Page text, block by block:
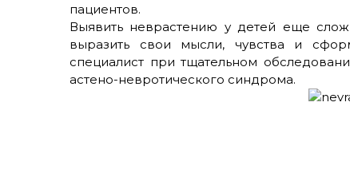
пациентов.
Выявить неврастению у детей еще
выразить свои мысли, чувства и
специалист при тщательном
астено-невротического синдрома.